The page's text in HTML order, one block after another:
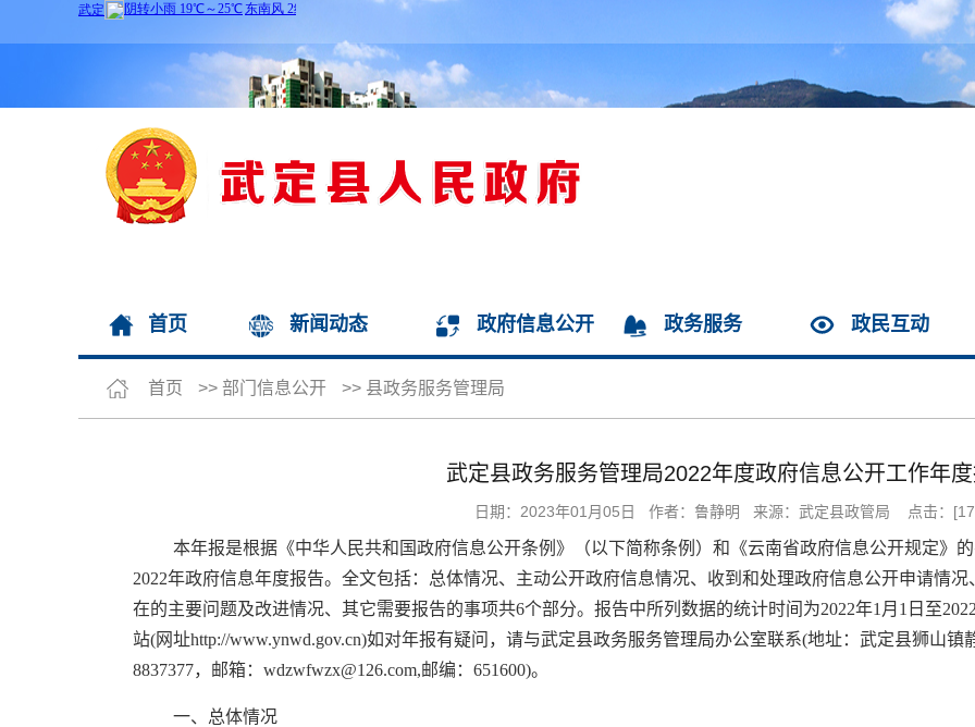
首页 新闻动态 政府信息公开 政务服务 政民互动
首页 >> 部门信息公开 >> 县政务服务管理局
武定县政务服务管理局2022年度政府信息公开工作年
日期：2023年01月05日 作者：鲁静明 来源：武定县政管局 点击：[
本年报是根据《中华人民共和国政府信息公开条例》（以下简称条例）和《云南省政府信息公开规定》
2022年政府信息年度报告。全文包括：总体情况、主动公开政府信息情况、收到和处理政府信息公开申请情
在的主要问题及改进情况、其它需要报告的事项共6个部分。报告中所列数据的统计时间为2022年1月1日至
站(网址http://www.ynwd.gov.cn)如对年报有疑问，请与武定县政务服务管理局办公室联系(地址：武定县狮山镇
8837377，邮箱：wdzwfwzx@126.com,邮编：651600)。
一、总体情况